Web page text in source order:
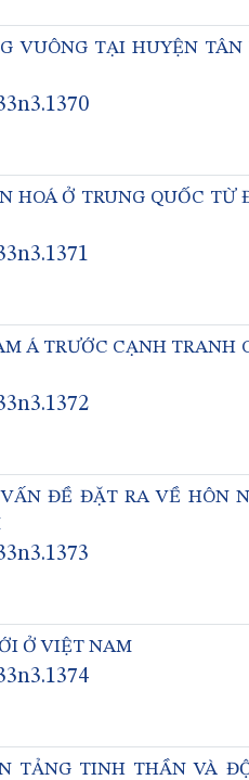
VUÔNG TẠI HUYỆN TÂN
HOÁ Ở TRUNG QUỐC TỪ
Á TRƯỚC CẠNH TRANH
ĐỀ ĐẶT RA VỀ HÔN
Ở VIỆT NAM
TẢNG TINH THẦN VÀ